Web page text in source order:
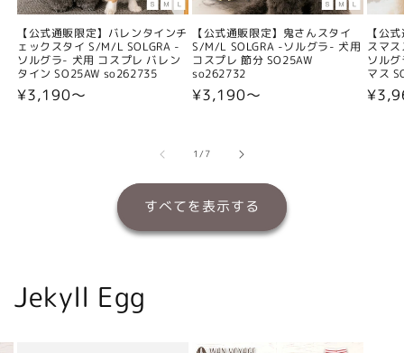
【公式通販限定】バレンタインチ
ェックスタイ S/M/L SOLGRA -
ソルグラ- 犬用 コスプレ バレン
タイン SO25AW so262735
通
¥3,190〜
【公式通販限定】鬼さんスタイ
S/M/L SOLGRA -ソルグラ- 犬用
コスプレ 節分 SO25AW
so262732
通
格
¥3,190〜
【公
スマ
ソル
マス
通
1/の
7
すべてを表示する
Jekyll Egg